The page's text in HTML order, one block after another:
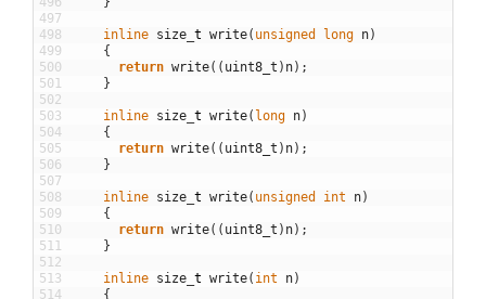
497
498
499
500
501
502
503
504
505
506
507
508
509
510
511
512
513
514
inline size t write( unsigned long n)
{
return write( ( uint8_t ) n) ;
}
inline size t write( long n)
{
return write( ( uint8_t ) n) ;
}
inline size t write( unsigned int n)
{
return write( ( uint8_t ) n) ;
}
inline size t write( int n)
{